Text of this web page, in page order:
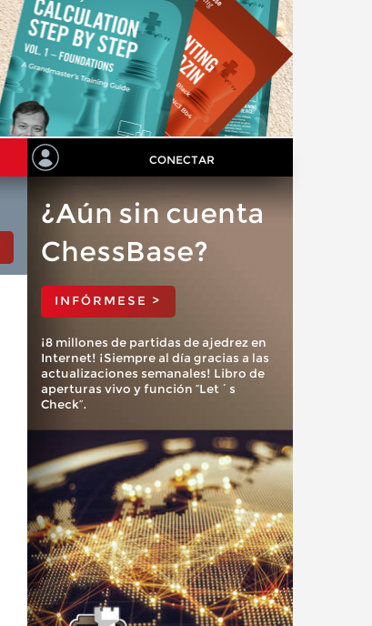
CONECTAR
¿Aún sin cuenta
ChessBase?
INFÓRMESE >
¡8 millones de partidas de ajedrez en
Internet! ¡Siempre al día gracias a las
actualizaciones semanales! Libro de
aperturas vivo y función “Let´s
Check”.